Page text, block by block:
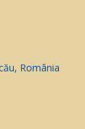
România